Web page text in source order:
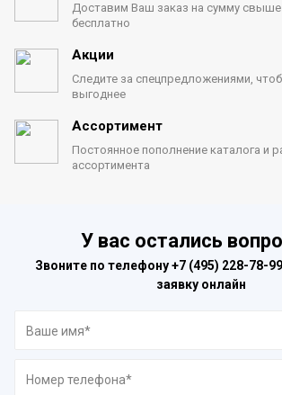
Доставим Ваш заказ на сумму свыше
бесплатно
Акции
Следите за спецпредложениями,
выгоднее
Ассортимент
Постоянное пополнение каталога и
ассортимента
У вас остались
Звоните по телефону+7 (495) 228-78-99
заявку онлайн